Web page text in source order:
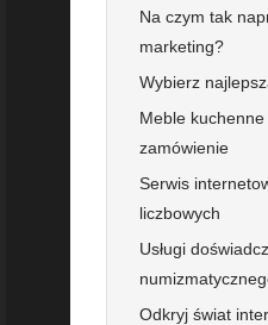
Na czym tak
marketing?
Wybierz
Meble
zamówienie
Serwis
liczbowych
Usługi
Odkryj świat